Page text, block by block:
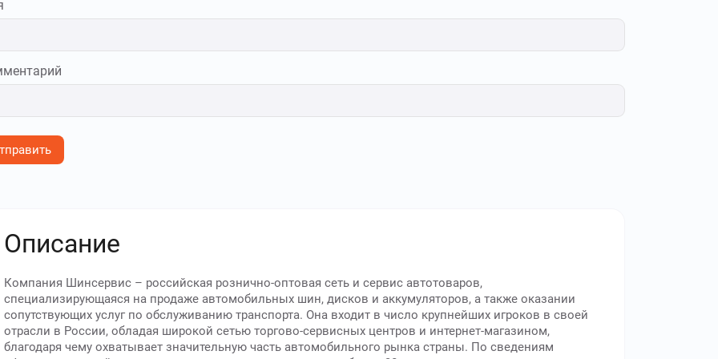
Описание
Компания Шинсервис – российская рознично-оптовая сеть и сервис автотоваров,
специализирующаяся на продаже автомобильных шин, дисков и аккумуляторов, а также оказании
сопутствующих услуг по обслуживанию транспорта. Она входит в число крупнейших игроков в своей
отрасли в России, обладая широкой сетью торгово-сервисных центров и интернет-магазином,
благодаря чему охватывает значительную часть автомобильного рынка страны. По сведениям